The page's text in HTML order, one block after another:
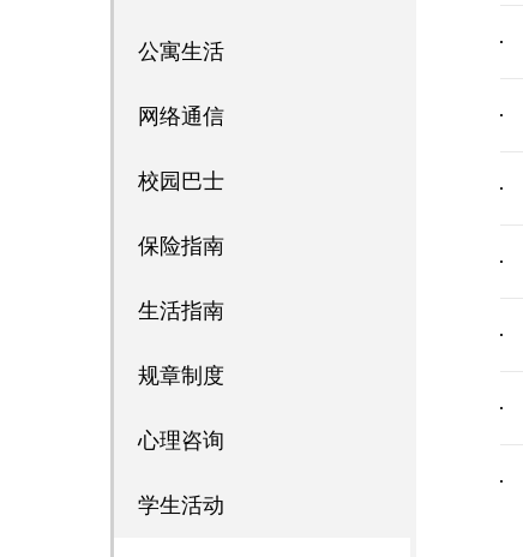
公寓生活
网络通信
校园巴士
保险指南
生活指南
规章制度
心理咨询
学生活动